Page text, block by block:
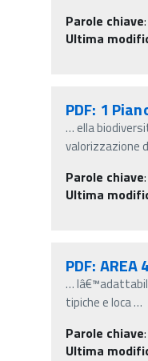
Parole chiave:
Ultima
PDF: 1
… ella
valorizzazione
Parole chiave:
Ultima
PDF: AREA
…
tipiche e loca…
Parole chiave:
Ultima